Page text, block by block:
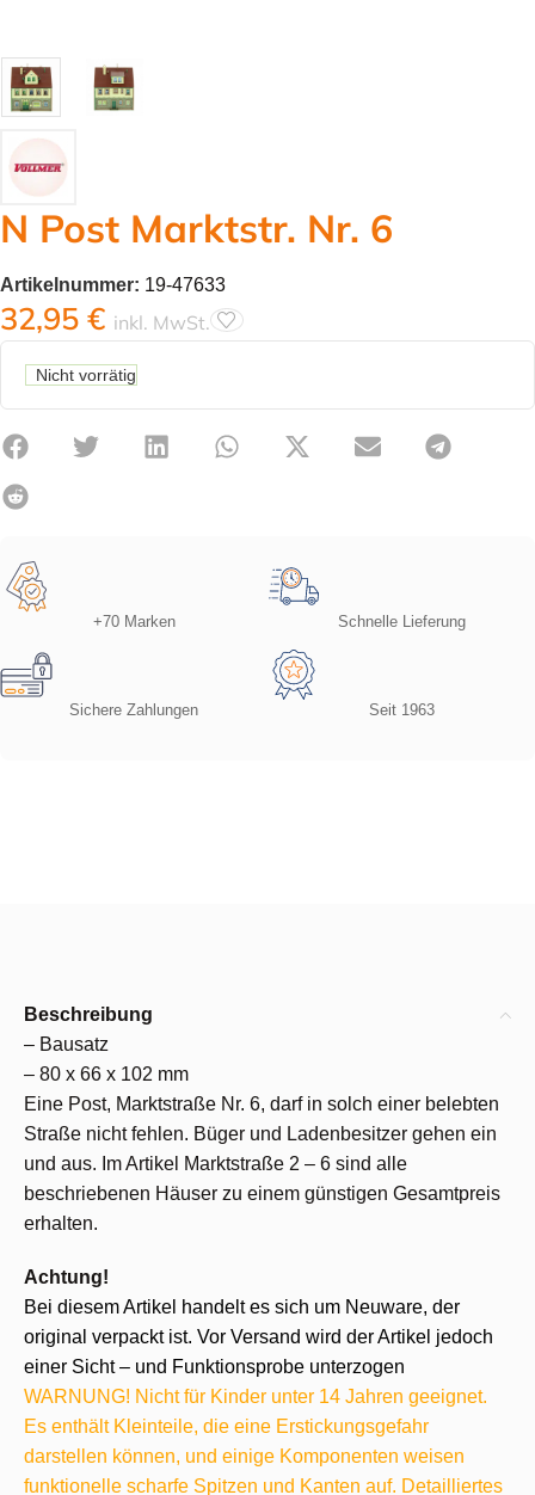
N Post Marktstr. Nr. 6
Artikelnummer: 19-47633
32,95 € inkl. MwSt.
Nicht vorrätig
+70 Marken Schnelle Lieferung
Sichere Zahlungen Seit 1963
Beschreibung
– Bausatz
– 80 x 66 x 102 mm
Eine Post, Marktstraße Nr. 6, darf in solch einer belebten
Straße nicht fehlen. Büger und Ladenbesitzer gehen ein
und aus. Im Artikel Marktstraße 2 – 6 sind alle
beschriebenen Häuser zu einem günstigen Gesamtpreis
erhalten.
Achtung!
Bei diesem Artikel handelt es sich um Neuware, der
original verpackt ist. Vor Versand wird der Artikel jedoch
einer Sicht – und Funktionsprobe unterzogen
WARNUNG! Nicht für Kinder unter 14 Jahren geeignet.
Es enthält Kleinteile, die eine Erstickungsgefahr
darstellen können, und einige Komponenten weisen
funktionelle scharfe Spitzen und Kanten auf. Detailliertes